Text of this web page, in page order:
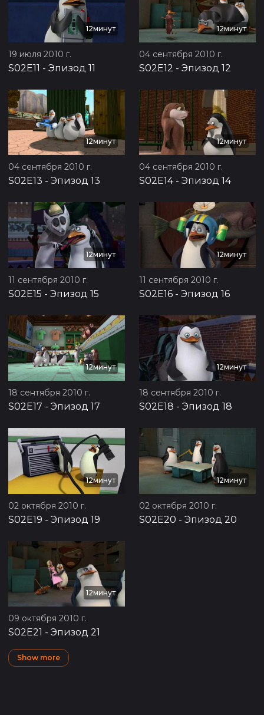
12минут
19 июля 2010 г.
S02E11 - Эпизод 11
12минут
04 сентября 2010 г.
S02E12 - Эпизод 12
12минут
04 сентября 2010 г.
S02E13 - Эпизод 13
12минут
04 сентября 2010 г.
S02E14- Эпизод 14
12минут
11 сентября 2010 г.
S02E15 - Эпизод 15
12минут
11 сентября 2010 г.
S02E16 - Эпизод 16
12минут
18 сентября 2010 г.
S02E17 - Эпизод 17
12минут
18 сентября 2010 г.
S02E18 - Эпизод 18
12минут
02 октября 2010 г.
S02E19 - Эпизод 19
12минут
02 октября 2010 г.
S02E20 - Эпизод 20
12минут
09 октября 2010 г.
S02E21 - Эпизод 21
Show more